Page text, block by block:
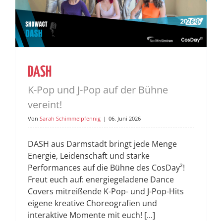
DASH
K-Pop und J-Pop auf der Bühne
vereint!
Von Sarah Schimmelpfennig | 06. Juni 2026
DASH aus Darmstadt bringt jede Menge
Energie, Leidenschaft und starke
Performances auf die Bühne des CosDay²!
Freut euch auf: energiegeladene Dance
Covers mitreißende K-Pop- und J-Pop-Hits
eigene kreative Choreografien und
interaktive Momente mit euch! [...]